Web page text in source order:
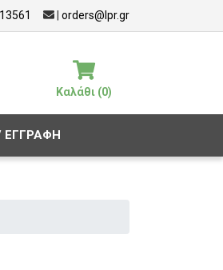
orders@lpr.gr
Καλάθι (0)
ΕΓΓΡΑΦΉ